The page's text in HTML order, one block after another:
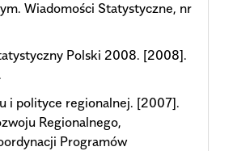
Wiadomości Statystyczne, nr
Polski 2008. [2008].
i polityce regionalnej. [2007].
Regionalnego,
Programów